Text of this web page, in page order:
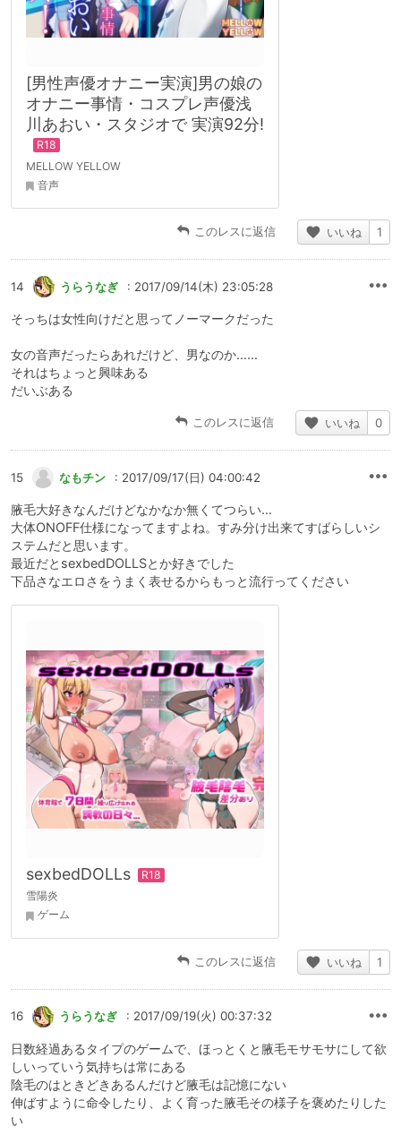
[男性声優オナニー実演]男の娘の
オナニー事情・コスプレ声優浅
川あおい・スタジオで 実演92分!
MELLOW YELLOW
音声
このレスに返信 いいね 1
14 うらうなぎ : 2017/09/14(木) 23:05:28
そっちは女性向けだと思ってノーマークだった
女の音声だったらあれだけど、男なのか……
それはちょっと興味ある
だいぶある
このレスに返信 いいね 0
15 なもチン : 2017/09/17(日) 04:00:42
腋毛大好きなんだけどなかなか無くてつらい…
大体ONOFF仕様になってますよね。すみ分け出来てすばらしいシ
ステムだと思います。
最近だとsexbedDOLLSとか好きでした
下品さなエロさをうまく表せるからもっと流行ってください
sexbedDOLLs
雪陽炎
ゲーム
このレスに返信 いいね 1
16 うらうなぎ : 2017/09/19(火) 00:37:32
日数経過あるタイプのゲームで、ほっとくと腋毛モサモサにして欲
しいっていう気持ちは常にある
陰毛のはときどきあるんだけど腋毛は記憶にない
伸ばすように命令したり、よく育った腋毛その様子を褒めたりした
い